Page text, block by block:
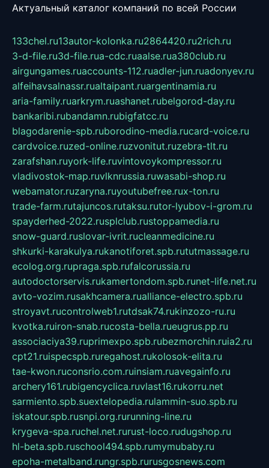
Актуальный каталог компаний по всей России
133chel.ru13autor-kolonka.ru2864420.ru2rich.ru
3-d-file.ru3d-file.rua-cdc.ruaalse.rua380club.ru
airgungames.ruaccounts-112.ruadler-jun.ruadonyev.ru
alfeihavsalnassr.rualtaipant.ruargentinamia.ru
aria-family.ruarkrym.ruashanet.rubelgorod-day.ru
bankaribi.rubandamn.rubigfatcc.ru
blagodarenie-spb.ruborodino-media.rucard-voice.ru
cardvoice.ruzed-online.ruzvonitut.ruzebra-tlt.ru
zarafshan.ruyork-life.ruvintovoykompressor.ru
vladivostok-map.ruvlknrussia.ruwasabi-shop.ru
webamator.ruzaryna.ruyoutubefree.rux-ton.ru
trade-farm.rutajuncos.rutaksu.rutor-lyubov-i-grom.ru
spayderhed-2022.rusplclub.rustoppamedia.ru
snow-guard.ruslovar-ivrit.rucleanmedicine.ru
shkurki-karakulya.rukanotiforet.spb.rututmassage.ru
ecolog.org.rupraga.spb.rufalcorussia.ru
autodoctorservis.rukamertondom.spb.runet-life.net.ru
avto-vozim.rusakhcamera.rualliance-electro.spb.ru
stroyavt.rucontrolweb1.rutdsak74.rukinzozo-ru.ru
kvotka.ruiron-snab.rucosta-bella.rueugrus.pp.ru
associaciya39.ruprimexpo.spb.rubezmorchin.ruia2.ru
cpt21.ruispecspb.ruregahost.rukolosok-elita.ru
tae-kwon.ruconsrio.com.ruinsiam.ruavegainfo.ru
archery161.rubigencyclica.ruvlast16.rukorru.net
sarmiento.spb.suextelopedia.rulammin-suo.spb.ru
iskatour.spb.rusnpi.org.rurunning-line.ru
krygeva-spa.ruchel.net.rurust-loco.rudugshop.ru
hl-beta.spb.ruschool494.spb.rumymubaby.ru
epoha-metalband.rungr.spb.rurusgosnews.com